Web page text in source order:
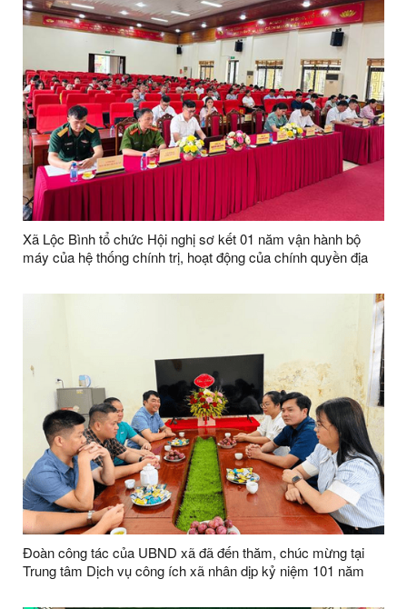
Xã Lộc Bình tổ chức Hội nghị sơ kết 01 năm vận hành bộ
máy của hệ thống chính trị, hoạt động của chính quyền địa
bộ thôn, kiện toàn tổ chức các thôn sau sáp nhập trên địa
Đoàn công tác của UBND xã đã đến thăm, chúc mừng tại
Trung tâm Dịch vụ công ích xã nhân dịp kỷ niệm 101 năm